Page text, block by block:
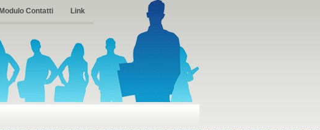
Modulo Contatti Link